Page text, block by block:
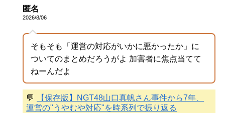
匿名
2026/8/06
そもそも「運営の対応がいかに悪かったか」に
ついてのまとめだろうがよ 加害者に焦点当てて
ねーんだよ
💬
【保存版】NGT48山口真帆さん事件から7年、
運営の"うやむや対応"を時系列で振り返る